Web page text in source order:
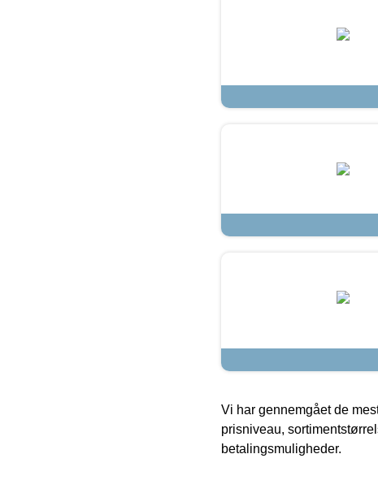
Vi har gennemgået de
prisniveau,
betalingsmuligheder.